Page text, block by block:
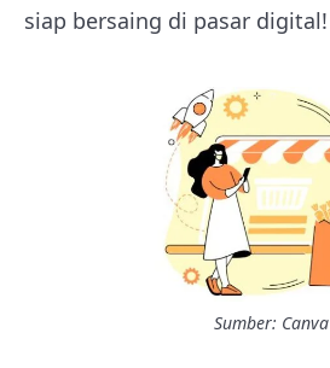
siap bersaing di pasar digital!
Sumber: Canva